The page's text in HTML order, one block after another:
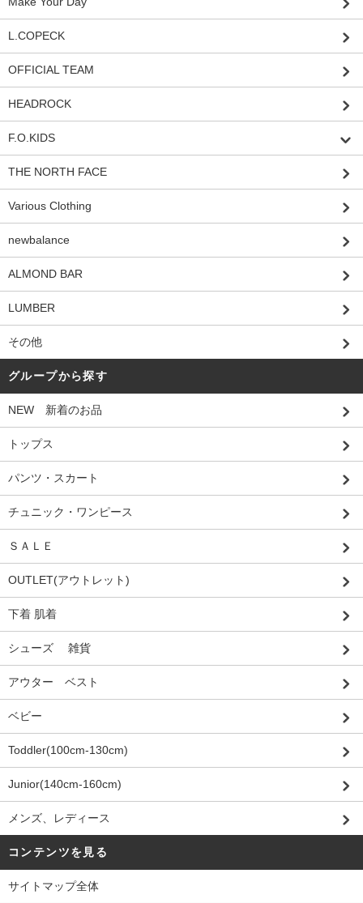
L.COPECK
OFFICIAL TEAM
HEADROCK
F.O.KIDS
THE NORTH FACE
Various Clothing
newbalance
ALMOND BAR
LUMBER
その他
グループから探す
NEW 新着のお品
トップス
パンツ・スカート
チュニック・ワンピース
ＳＡＬＥ
OUTLET(アウトレット)
下着 肌着
シューズ 雑貨
アウター ベスト
ベビー
Toddler(100cm-130cm)
Junior(140cm-160cm)
メンズ、レディース
コンテンツを見る
サイトマップ全体